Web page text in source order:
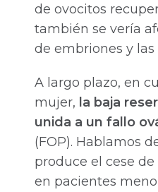
de ovocitos
también se vería
de embriones y las
A largo plazo, en
mujer, la baja
unida a un fallo
(FOP). Hablamos
produce el cese
en pacientes